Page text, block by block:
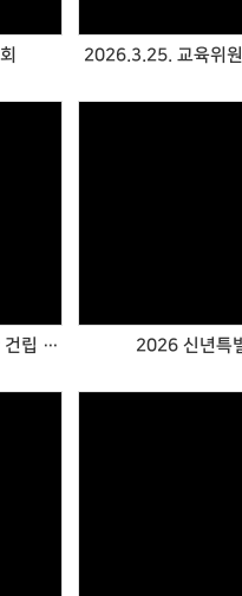
2026.3.25. 교육위
굿네이버스 에티오피아 학교 도서관 건립 성금 전달식 2026 신년특